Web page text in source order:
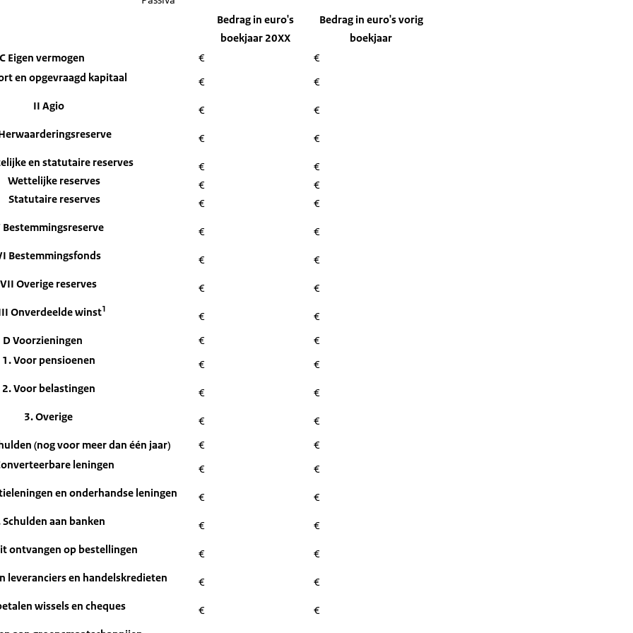
terreinen
in machines en installaties
in overige materiële vaste activa
Totaal investeringen
Bij: herwaarderingen
Af: afschrijvingen
waardeverminderingen
Af: desinvesteringen
31 december (= totaal materiële
vaste activa)
Bedrag in euro's
boekjaar 20XX
Bedrag in euro's vorig
boekjaar
C Eigen vermogen
€
€
en opgevraagd kapitaal
€
€
II Agio
€
€
€
€
en statutaire reserves
Wettelijke reserves
Statutaire reserves
€
€
€
€
€
€
Bestemmingsreserve
€
€
Bestemmingsfonds
€
€
VII Overige reserves
€
€
Onverdeelde winst1
€
€
D Voorzieningen
€
€
1. Voor pensioenen
€
€
2. Voor belastingen
€
€
3. Overige
€
€
(nog voor meer dan één jaar)
€
€
leningen
€
€
en onderhandse leningen
€
€
Schulden aan banken
€
€
ontvangen op bestellingen
€
€
leveranciers en handelskredieten
€
€
wissels en cheques
€
€